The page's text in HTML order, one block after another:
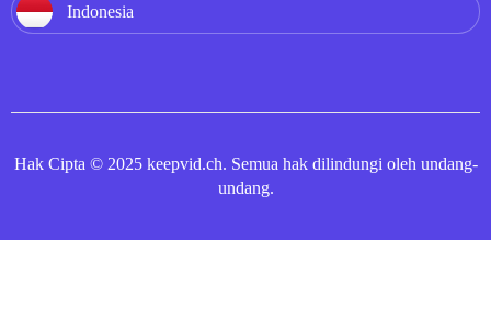
Indonesia
Hak Cipta © 2025 keepvid.ch. Semua hak dilindungi oleh undang-
undang.